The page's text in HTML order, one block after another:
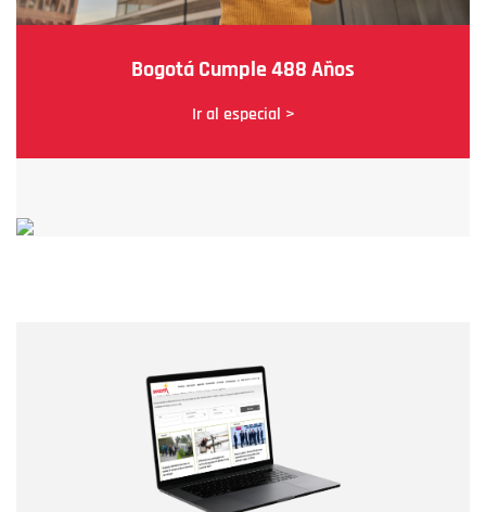
Bogotá Cumple 488 Años
Ir al especial >
Correo electrónico
Tipo de comentario